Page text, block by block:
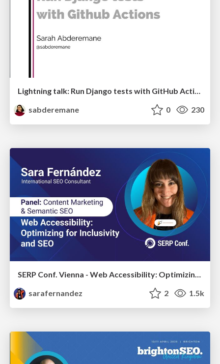
Lightning talk: Run Django tests with GitHub Actions
sabderemane
0 230
sarafernandez
2 1.5k